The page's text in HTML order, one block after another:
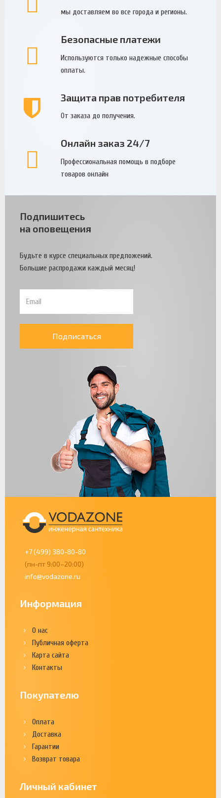
мы доставляем во все города и регионы.
Безопасные платежи
Используются только надежные способы
оплаты.
Защита прав потребителя
От заказа до получения.
Онлайн заказ 24/7
Профессиональная помощь в подборе
товаров онлайн
Подпишитесь
на оповещения
Будьте в курсе специальных предложений.
Большие распродажи каждый месяц!
Подписаться
+7 (499) 380-80-80
(пн-пт 9:00–20:00)
info@vodazone.ru
Информация
О нас
Публичная оферта
Карта сайта
Контакты
Покупателю
Оплата
Доставка
Гарантии
Возврат товара
Личный кабинет